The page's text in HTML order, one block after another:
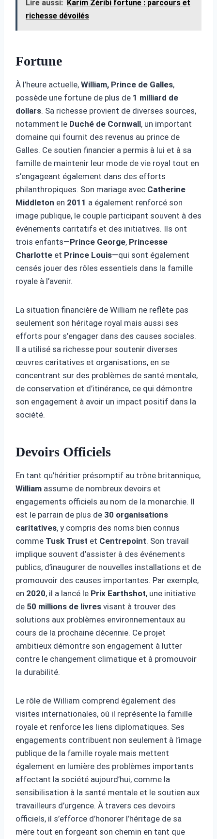
Lire aussi: Karim Zéribi fortune : parcours et
richesse dévoilés
Fortune
À l’heure actuelle, William, Prince de Galles,
possède une fortune de plus de 1 milliard de
dollars. Sa richesse provient de diverses sources,
notamment le Duché de Cornwall, un important
domaine qui fournit des revenus au prince de
Galles. Ce soutien financier a permis à lui et à sa
famille de maintenir leur mode de vie royal tout en
s’engageant également dans des efforts
philanthropiques. Son mariage avec Catherine
Middleton en 2011 a également renforcé son
image publique, le couple participant souvent à des
événements caritatifs et des initiatives. Ils ont
trois enfants—Prince George, Princesse
Charlotte et Prince Louis—qui sont également
censés jouer des rôles essentiels dans la famille
royale à l’avenir.
La situation financière de William ne reflète pas
seulement son héritage royal mais aussi ses
efforts pour s’engager dans des causes sociales.
Il a utilisé sa richesse pour soutenir diverses
œuvres caritatives et organisations, en se
concentrant sur des problèmes de santé mentale,
de conservation et d’itinérance, ce qui démontre
son engagement à avoir un impact positif dans la
société.
Devoirs Officiels
En tant qu’héritier présomptif au trône britannique,
William assume de nombreux devoirs et
engagements officiels au nom de la monarchie. Il
est le parrain de plus de 30 organisations
caritatives, y compris des noms bien connus
comme Tusk Trust et Centrepoint. Son travail
implique souvent d’assister à des événements
publics, d’inaugurer de nouvelles installations et de
promouvoir des causes importantes. Par exemple,
en 2020, il a lancé le Prix Earthshot, une initiative
de 50 millions de livres visant à trouver des
solutions aux problèmes environnementaux au
cours de la prochaine décennie. Ce projet
ambitieux démontre son engagement à lutter
contre le changement climatique et à promouvoir
la durabilité.
Le rôle de William comprend également des
visites internationales, où il représente la famille
royale et renforce les liens diplomatiques. Ses
engagements contribuent non seulement à l’image
publique de la famille royale mais mettent
également en lumière des problèmes importants
affectant la société aujourd’hui, comme la
sensibilisation à la santé mentale et le soutien aux
travailleurs d’urgence. À travers ces devoirs
officiels, il s’efforce d’honorer l’héritage de sa
mère tout en forgeant son chemin en tant que